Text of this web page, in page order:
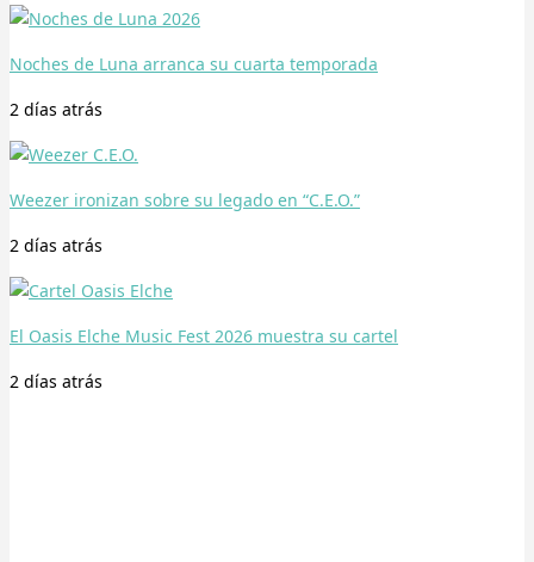
Noches de Luna arranca su cuarta temporada
2 días atrás
Weezer ironizan sobre su legado en “C.E.O.”
2 días atrás
El Oasis Elche Music Fest 2026 muestra su cartel
2 días atrás